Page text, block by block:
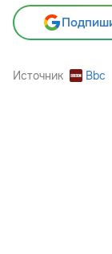
Источник Bbc